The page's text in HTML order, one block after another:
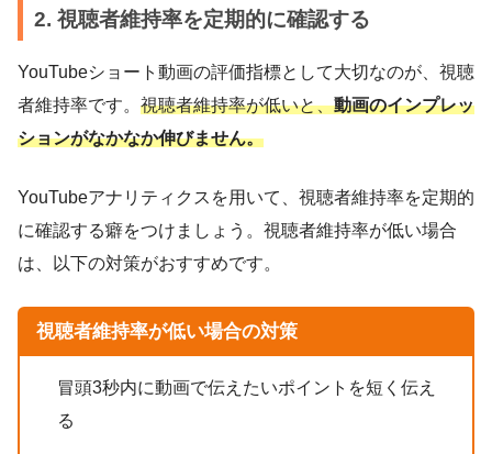
2. 視聴者維持率を定期的に確認する
YouTubeショート動画の評価指標として大切なのが、視聴
者維持率です。 視聴者維持率が低いと、動画のインプレッ
ションがなかなか伸びません。
YouTubeアナリティクスを用いて、視聴者維持率を定期的
に確認する癖をつけましょう。視聴者維持率が低い場合
は、以下の対策がおすすめです。
視聴者維持率が低い場合の対策
冒頭3秒内に動画で伝えたいポイントを短く伝え
る